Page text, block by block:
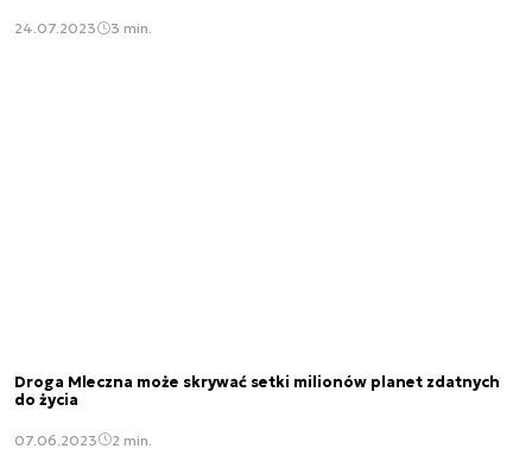
24.07.2023 3 min.
Droga Mleczna może skrywać setki milionów planet zdatnych
do życia
07.06.2023 2 min.